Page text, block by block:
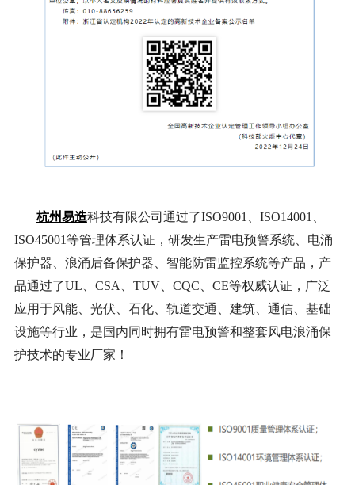
杭州易造科技有限公司通过了ISO9001、ISO14001、
ISO45001等管理体系认证，研发生产雷电预警系统、电涌
保护器、浪涌后备保护器、智能防雷监控系统等产品，产
品通过了UL、CSA、TUV、CQC、CE等权威认证，⼴泛
应⽤于风能、光伏、石化、轨道交通、建筑、通信、基础
设施等行业，是国内同时拥有雷电预警和整套⻛电浪涌保
护技术的专业⼚家！